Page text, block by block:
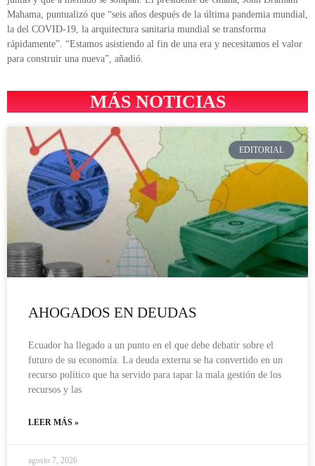
Mahama, puntualizó que “seis años después de la última pandemia mundial,
la del COVID-19, la arquitectura sanitaria mundial se transforma
rápidamente”. “Estamos asistiendo al fin de una era y necesitamos el valor
para construir una nueva”, añadió.
MÁS NOTICIAS
EDITORIAL
AHOGADOS EN DEUDAS
Ecuador ha llegado a un punto en el que debe debatir sobre el
futuro de su economía. La deuda externa se ha convertido en un
recurso político que ha servido para tapar la mala gestión de los
recursos y las
LEER MÁS »
agosto 7, 2026